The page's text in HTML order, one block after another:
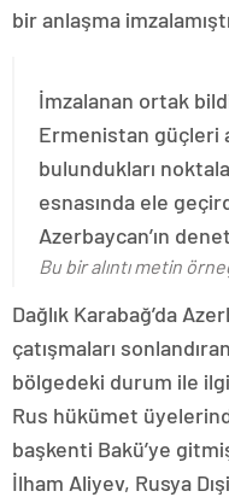
bir anlaşma imzalamıştı.
İmzalanan ortak
Ermenistan güçleri
bulundukları
esnasında ele
Azerbaycan’ın
Bu bir alıntı metin
Dağlık Karabağ’da
çatışmaları
bölgedeki durum ile
Rus hükümet
başkenti Bakü’ye
İlham Aliyev, Rusya